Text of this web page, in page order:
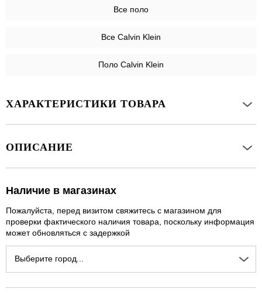
Все поло
Все Calvin Klein
Поло Calvin Klein
ХАРАКТЕРИСТИКИ ТОВАРА
ОПИСАНИЕ
Наличие в магазинах
Пожалуйста, перед визитом свяжитесь с магазином для
проверки фактического наличия товара, поскольку информация
может обновляться с задержкой
Выберите город...